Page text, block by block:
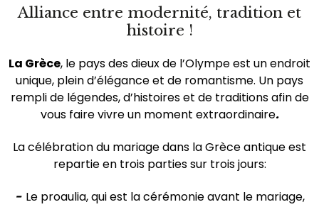
Alliance entre modernité, tradition et
histoire !
La Grèce, le pays des dieux de l’Olympe est un endroit
unique, plein d’élégance et de romantisme. Un pays
rempli de légendes, d’histoires et de traditions afin de
vous faire vivre un moment extraordinaire.
La célébration du mariage dans la Grèce antique est
repartie en trois parties sur trois jours:
- Le proaulia, qui est la cérémonie avant le mariage,